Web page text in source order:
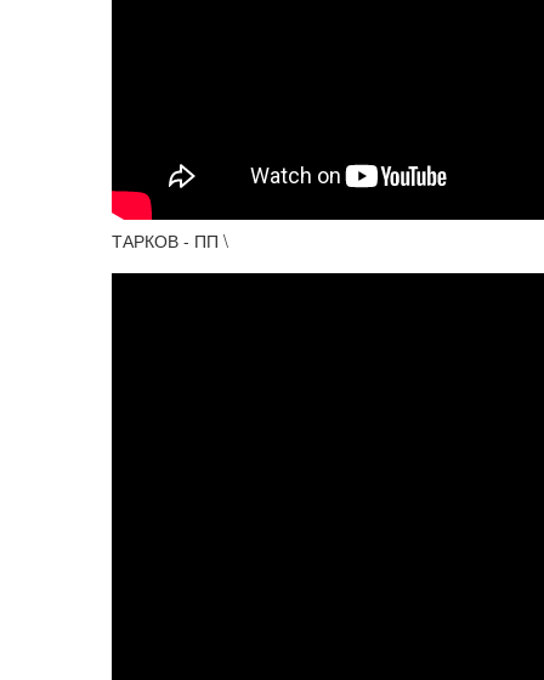
ТАРКОВ - ПП \